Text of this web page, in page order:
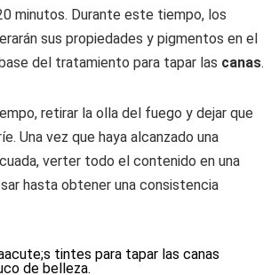
minutos. Durante este tiempo, los
sus propiedades y pigmentos en el
del tratamiento para tapar las canas.
retirar la olla del fuego y dejar que
Una vez que haya alcanzado una
verter todo el contenido en una
hasta obtener una consistencia